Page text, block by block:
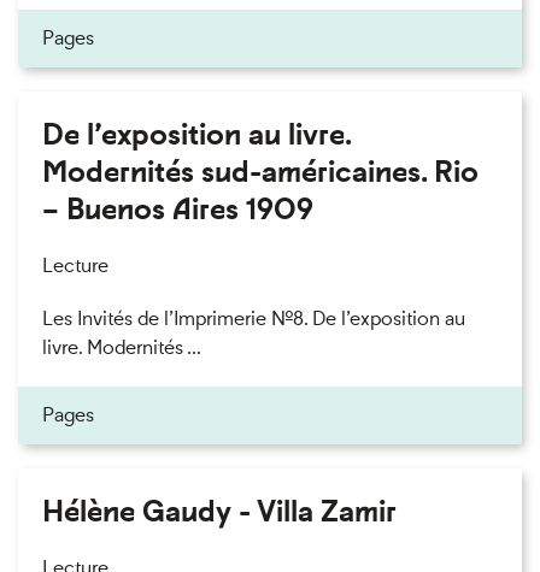
Pages
De l’exposition au livre.
Modernités sud-américaines. Rio
– Buenos Aires 1909
Lecture
Les Invités de l’Imprimerie n°8. De l’exposition au
livre. Modernités ...
Pages
Hélène Gaudy - Villa Zamir